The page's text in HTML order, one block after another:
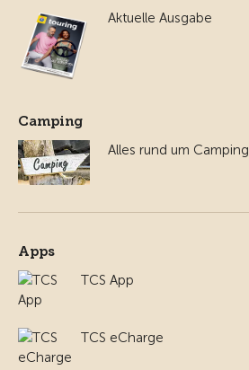
Aktuelle Ausgabe
Camping
Alles rund um Camping
Apps
TCS App
TCS eCharge